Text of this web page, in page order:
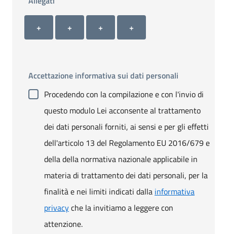
Allegato 1
+
Allegato 2
+
Allegato 3
+
Allegato 4
+
Accettazione informativa sui dati personali
Procedendo con la compilazione e con l'invio di
questo modulo Lei acconsente al trattamento
dei dati personali forniti, ai sensi e per gli effetti
dell'articolo 13 del Regolamento EU 2016/679 e
della della normativa nazionale applicabile in
materia di trattamento dei dati personali, per la
finalità e nei limiti indicati dalla informativa
privacyche la invitiamo a leggere con
attenzione.